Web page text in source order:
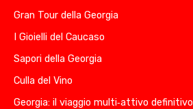
Gran Tour della Georgia
I Gioielli del Caucaso
Sapori della Georgia
Culla del Vino
Georgia: il viaggio multi‑attivo definitivo